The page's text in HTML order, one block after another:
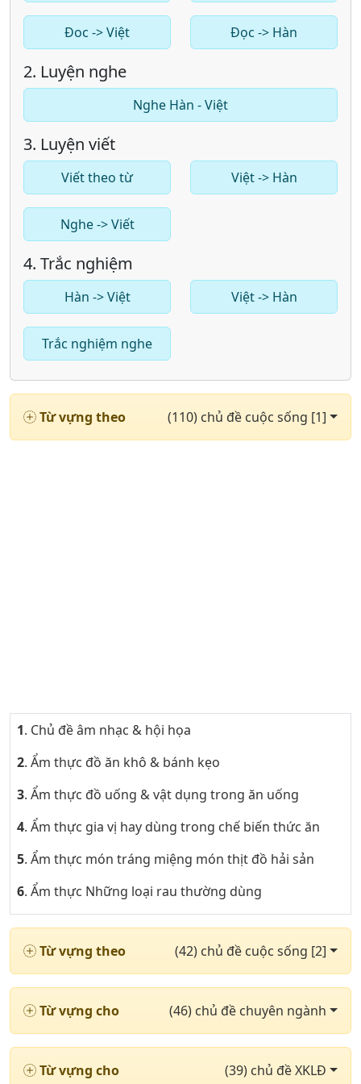
Đoc -> Việt Đọc -> Hàn
2. Luyện nghe
Nghe Hàn - Việt
3. Luyện viết
Viết theo từ Việt -> Hàn
Nghe -> Viết
4. Trắc nghiệm
Hàn -> Việt Việt -> Hàn
Trắc nghiệm nghe
Từ vựng theo (110) chủ đề cuộc sống [1]
1. Chủ đề âm nhạc & hội họa
2. Ẩm thực đồ ăn khô & bánh kẹo
3. Ẩm thực đồ uống & vật dụng trong ăn uống
4. Ẩm thực gia vị hay dùng trong chế biến thức ăn
5. Ẩm thực món tráng miệng món thịt đồ hải sản
6. Ẩm thực Những loại rau thường dùng
7. Khoa trong bệnh viện & các loại thuốc phần 1
8. Khoa trong bệnh viện & các loại thuốc phần 2
9. Những cặp từ trái nghĩa nhau phần 1
10. Những cặp từ trái nghĩa nhau phần 2
11. Chủ đề thị trường chứng khoán
Từ vựng theo (42) chủ đề cuộc sống [2]
Từ vựng cho (46) chủ đề chuyên ngành
Từ vựng cho (39) chủ đề XKLĐ